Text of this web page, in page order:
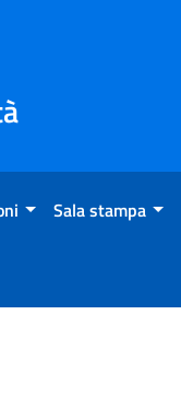
Sala stampa